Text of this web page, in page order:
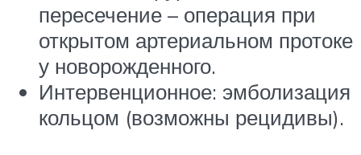
пересечение – операция при
открытом артериальном протоке
у новорожденного.
Интервенционное: эмболизация
кольцом (возможны рецидивы).